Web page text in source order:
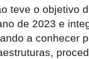
teve o objetivo
de 2023 e
a conhecer